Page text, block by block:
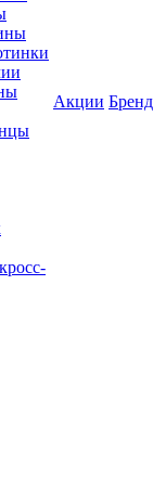
Акции